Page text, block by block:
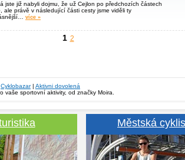
jste již nabyli dojmu, že už Cejlon po předchozích částech
ale právě v následující části cesty jsme viděli ty
více »
1 2
Cyklobazar| Aktivni dovolená
vaše sportovní aktivity, od značky Moira.
Městská